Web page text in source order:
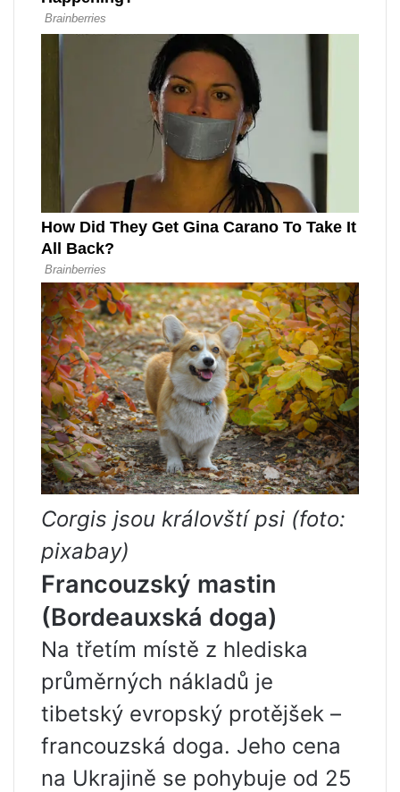
Corgis jsou královští psi (foto:
pixabay)
Francouzský mastin
(Bordeauxská doga)
Na třetím místě z hlediska
průměrných nákladů je
tibetský evropský protějšek –
francouzská doga. Jeho cena
na Ukrajině se pohybuje od 25